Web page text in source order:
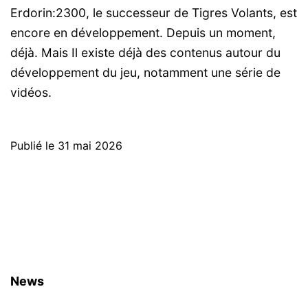
Erdorin:2300, le successeur de Tigres Volants, est
encore en développement. Depuis un moment,
déjà. Mais Il existe déjà des contenus autour du
développement du jeu, notamment une série de
vidéos.
Publié le 31 mai 2026
News